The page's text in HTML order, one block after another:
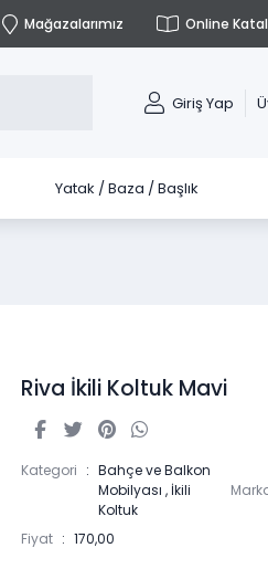
Mağazalarımız Online
Giriş Yap
Yatak / Baza / Başlık
Riva İkili Koltuk Mavi
Kategori
Bahçe ve Balkon
Mobilyası , İkili
Koltuk
Fiyat 170,00